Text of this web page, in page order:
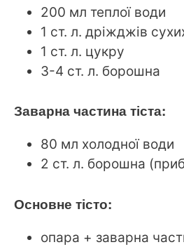
200 мл теплої води
1 ст. л. дріжджів
1 ст. л. цукру
3-4 ст. л. борошна
Заварна частина тіста:
80 мл холодної води
2 ст. л. борошна
Основне тісто:
опара + заварна